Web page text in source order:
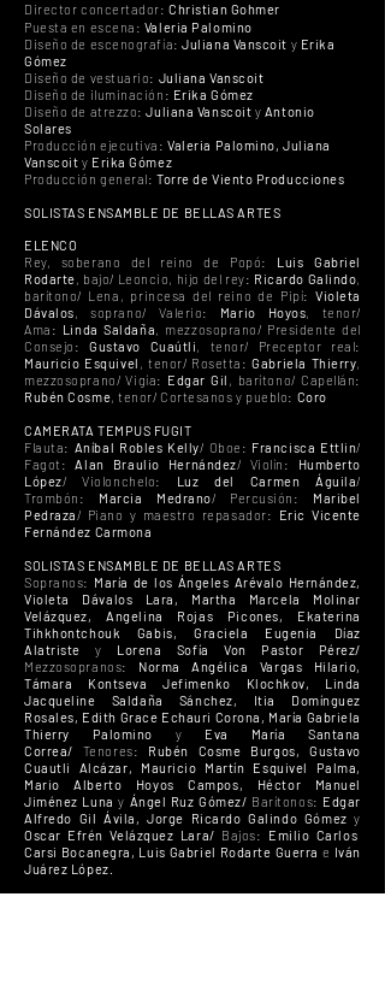
Director concertador: Christian Gohmer
Puesta en escena: Valeria Palomino
Diseño de escenografía:Juliana Vanscoit y Erika
Gómez
Diseño de vestuario: Juliana Vanscoit
Diseño de iluminación: Erika Gómez
Diseño de atrezzo:Juliana Vanscoit y Antonio
Solares
Producción ejecutiva:Valeria Palomino, Juliana
Vanscoit y Erika Gómez
Producción general: Torre de Viento Producciones
SOLISTAS ENSAMBLE DE BELLAS ARTES
ELENCO
Rey, soberano del reino de Popó: Luis Gabriel
Rodarte, bajo/ Leoncio, hijo del rey: Ricardo Galindo,
barítono/ Lena, princesa del reino de Pipí: Violeta
Dávalos, soprano/ Valerio: Mario Hoyos, tenor/
Ama: Linda Saldaña, mezzosoprano/ Presidente del
Consejo:Gustavo Cuaútli, tenor/ Preceptor real:
Mauricio Esquivel , tenor/ Rosetta:Gabriela Thierry,
mezzosoprano/ Vigía: Edgar Gil , barítono/ Capellán:
Rubén Cosme, tenor/ Cortesanos y pueblo: Coro
CAMERATA TEMPUS FUGIT
Flauta: Aníbal Robles Kelly/ Oboe: Francisca Ettlin/
Fagot:Alan Braulio Hernández/ Violín:
Humberto
López/ Violonchelo: Luz del Carmen Águila/
Trombón: Marcia Medrano/ Percusión: Maribel
Pedraza/ Piano y maestro repasador:
Eric Vicente
Fernández Carmona
SOLISTAS ENSAMBLE DE BELLAS ARTES
Sopranos: María de los Ángeles Arévalo Hernández,
Violeta Dávalos Lara, Martha Marcela Molinar
Velázquez, Angelina Rojas Picones, Ekaterina
Tihkhontchouk Gabis, Graciela Eugenia Díaz
Alatristey Lorena Sofía Von Pastor Pérez/
Mezzosopranos: Norma Angélica Vargas Hilario,
Támara Kontseva Jefimenko Klochkov, Linda
Jacqueline Saldaña Sánchez, Itia Domínguez
Rosales, Edith Grace Echauri Corona, María Gabriela
Thierry Palomino y Eva María Santana
Correa/ Tenores: Rubén Cosme Burgos, Gustavo
Cuautli Alcázar, Mauricio Martín Esquivel Palma,
Mario Alberto Hoyos Campos, Héctor Manuel
Jiménez Lunay Ángel Ruz Gómez/ Barítonos: Edgar
Alfredo Gil Ávila, Jorge Ricardo Galindo Gómezy
Oscar Efrén Velázquez Lara/ Bajos: Emilio Carlos
Carsi Bocanegra, Luis Gabriel Rodarte Guerrae Iván
Juárez López.